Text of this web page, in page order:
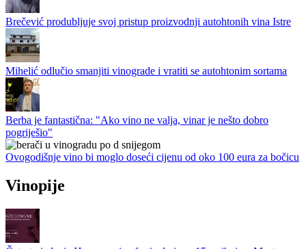
Brečević produbljuje svoj pristup proizvodnji autohtonih vina Istre
Mihelić odlučio smanjiti vinograde i vratiti se autohtonim sortama
Berba je fantastična: "Ako vino ne valja, vinar je nešto dobro
pogriješio"
Ovogodišnje vino bi moglo doseći cijenu od oko 100 eura za bočicu
Vinopije